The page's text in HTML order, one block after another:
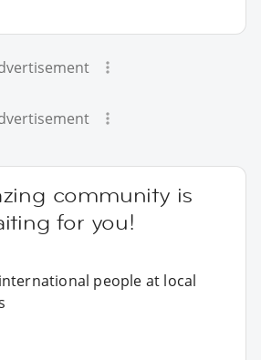
community is
for you!
people at local